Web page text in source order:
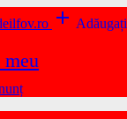
add Adăugați